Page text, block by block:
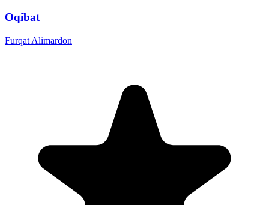
Oqibat
Furqat Alimardon